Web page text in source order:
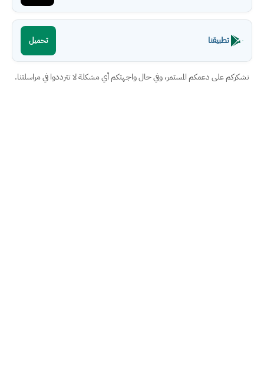
تطبيقنا تحميل
نشكركم على دعمكم المستمر، وفي حال واجهتكم أي مشكلة لا تترددوا في مراسلتنا.